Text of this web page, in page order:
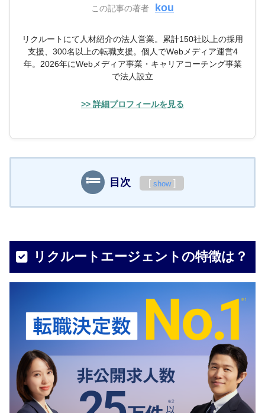
この記事の著者 kou
リクルートにて人材紹介の法人営業。累計150社以上の採用
支援、300名以上の転職支援。個人でWebメディア運営4
年。2026年にWebメディア事業・キャリアコーチング事業
で法人設立
>> 詳細プロフィールを見る
目次 [ show ]
リクルートエージェントの特徴は？